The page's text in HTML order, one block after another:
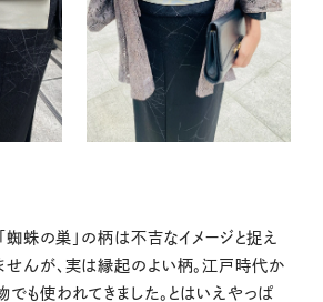
「蜘蛛の巣」の柄は不吉なイメージと捉え
せんが、実は縁起のよい柄。江戸時代か
でも使われてきました。とはいえやっぱ